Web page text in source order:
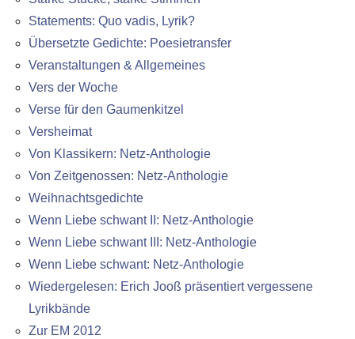
Statements: Quo vadis, Lyrik?
Übersetzte Gedichte: Poesietransfer
Veranstaltungen & Allgemeines
Vers der Woche
Verse für den Gaumenkitzel
Versheimat
Von Klassikern: Netz-Anthologie
Von Zeitgenossen: Netz-Anthologie
Weihnachtsgedichte
Wenn Liebe schwant II: Netz-Anthologie
Wenn Liebe schwant III: Netz-Anthologie
Wenn Liebe schwant: Netz-Anthologie
Wiedergelesen: Erich Jooß präsentiert vergessene
Lyrikbände
Zur EM 2012